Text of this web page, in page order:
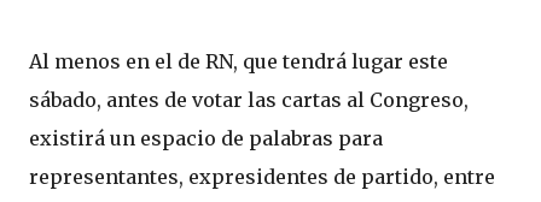
Al menos en el de RN, que tendrá lugar este
sábado, antes de votar las cartas al Congreso,
existirá un espacio de palabras para
representantes, expresidentes de partido, entre